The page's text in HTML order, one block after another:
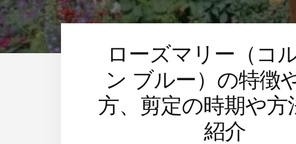
ローズマリー（コ
ン ブルー）の特徴
方、剪定の時期や方
紹介